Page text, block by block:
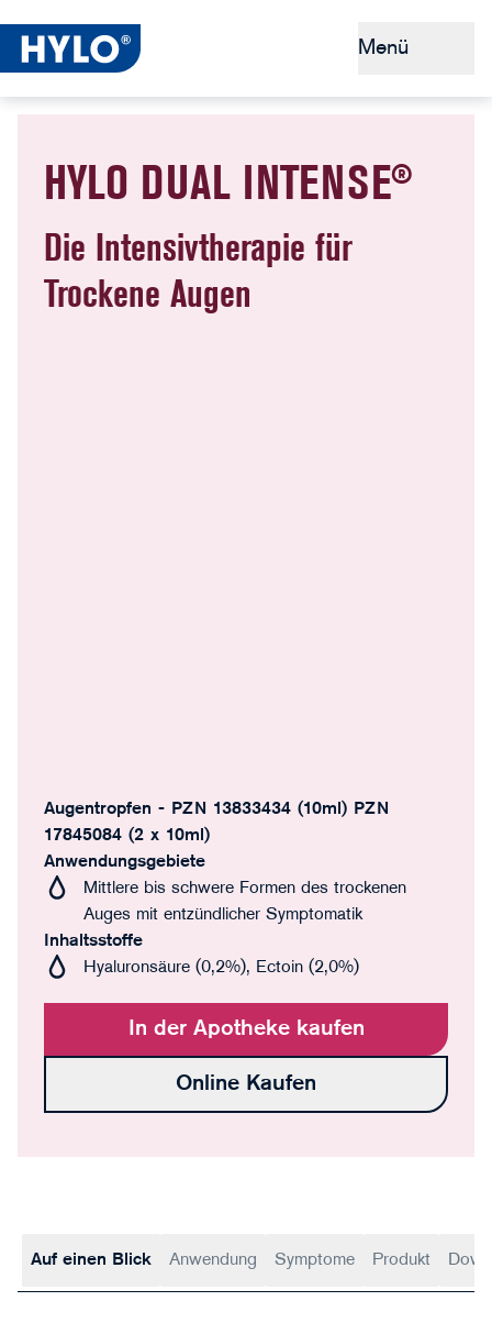
Menü
Tipps & Prävention
Warum HYLO®
HYLO® kaufen
HYLO DUAL INTENSE®
Die Intensivtherapie für
Trockene Augen
Augentropfen - PZN 13833434 (10ml) PZN
17845084 (2 x 10ml)
Anwendungsgebiete
Mittlere bis schwere Formen des trockenen
Auges mit entzündlicher Symptomatik
Inhaltsstoffe
Hyaluronsäure (0,2%), Ectoin (2,0%)
In der Apotheke kaufen
Online Kaufen
Auf einen Blick Anwendung Symptome Produkt